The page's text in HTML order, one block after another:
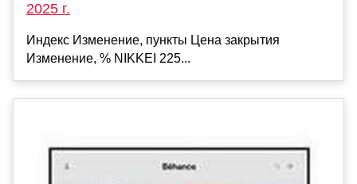
2025 г.
Индекс Изменение, пункты Цена закрытия
Изменение, % NIKKEI 225...